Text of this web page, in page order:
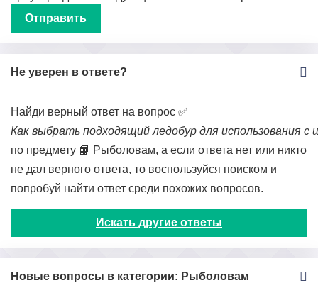
Не уверен в ответе?
Найди верный ответ на вопрос ✅
Как выбрать подходящий ледобур для использования с
по предмету 📙 Рыболовам, а если ответа нет или никто
не дал верного ответа, то воспользуйся поиском и
попробуй найти ответ среди похожих вопросов.
Искать другие ответы
Новые вопросы в категории: Рыболовам